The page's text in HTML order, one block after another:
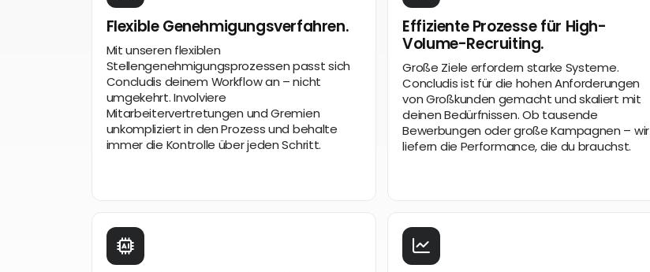
Flexible Genehmigungsverfahren.
Mit unseren flexiblen
Stellengenehmigungsprozessen passt sich
Concludis deinem Workflow an – nicht
umgekehrt. Involviere
Mitarbeitervertretungen und Gremien
unkompliziert in den Prozess und behalte
immer die Kontrolle über jeden Schritt.
Effiziente Prozesse für High-
Volume-Recruiting.
Große Ziele erfordern starke Systeme.
Concludis ist für die hohen Anforderungen
von Großkunden gemacht und skaliert mit
deinen Bedürfnissen. Ob tausende
Bewerbungen oder große Kampagnen – wir
liefern die Performance, die du brauchst.